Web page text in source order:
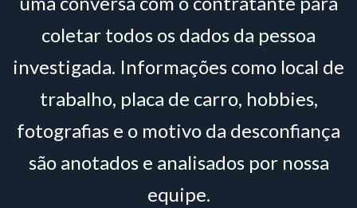
coletar todos os dados da pessoa
investigada. Informações como local de
trabalho, placa de carro, hobbies,
fotografias e o motivo da desconfiança
são anotados e analisados por nossa
equipe.